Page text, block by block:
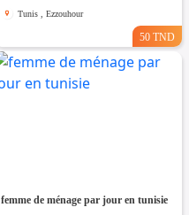
Tunis , Ezzouhour
50 TND
femme de ménage par jour en tunisie